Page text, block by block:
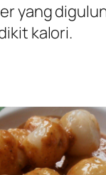
yang
kalori.